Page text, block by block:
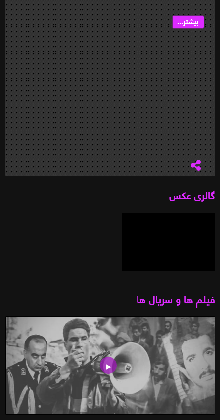
بیشتر...
گالری عکس
فیلم ها و سریال ها